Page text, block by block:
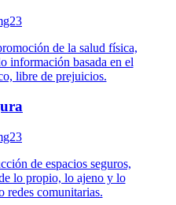
de la salud física,
información basada en el
libre de prejuicios.
de espacios seguros,
lo propio, lo ajeno y lo
redes comunitarias.